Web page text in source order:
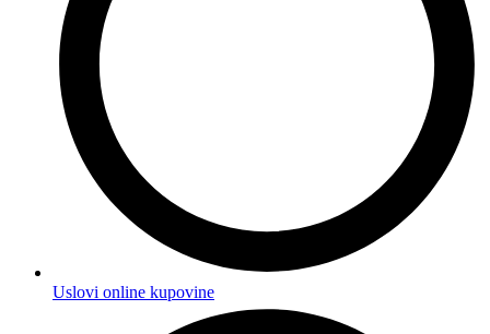
Uslovi online kupovine